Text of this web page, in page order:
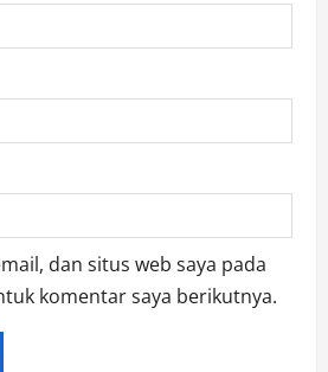
dan situs web saya pada
komentar saya berikutnya.